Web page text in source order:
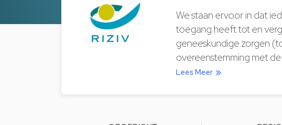
We staan ervoor in dat
toegang heeft tot en
geneeskundige zorgen
overeenstemming met
Lees Meer